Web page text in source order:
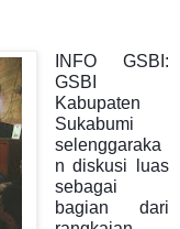
INFO GSBI:
GSBI
Kabupaten
Sukabumi
selenggaraka
n diskusi luas
sebagai
bagian dari